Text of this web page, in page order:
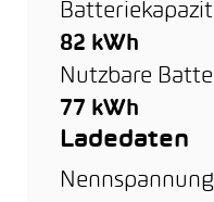
82 kWh
Nutzbare
77 kWh
Ladedaten
Nennspannung